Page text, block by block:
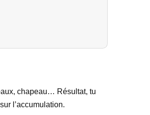
chapeau… Résultat, tu
l’accumulation.